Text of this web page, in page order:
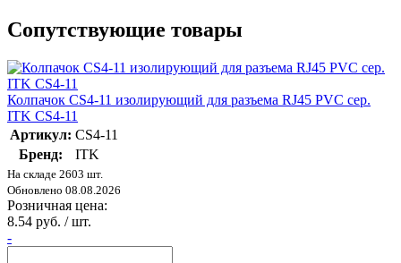
Сопутствующие товары
Колпачок CS4-11 изолирующий для разъема RJ45 PVC сер.
ITK CS4-11
Артикул: CS4-11
Бренд:
ITK
На складе 2603 шт.
Обновлено 08.08.2026
Розничная цена:
8.54 руб. / шт.
-